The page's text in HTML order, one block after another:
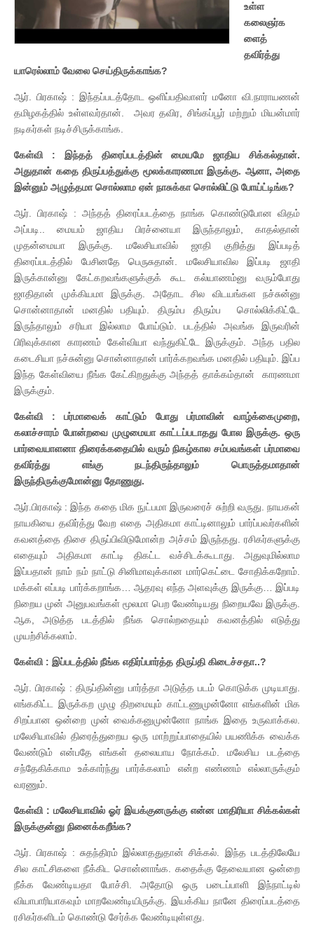
உள்ள
கலைஞர்க
ளைத்
தவிர்த்து
யாரெல்லாம் வேலை செய்திருக்காங்க?
ஆர். பிரகாஷ் : இந்தப்படத்தோட ஒளிப்பதிவாளர் மனோ வி.நாராயணன்
தமிழகத்தில் உள்ளவர்தான். அவர தவிர, சிங்கப்பூர் மற்றும் மியன்மார்
நடிகர்கள் நடிச்சிருக்காங்க.
கேள்வி : இந்தத் திரைப்படத்தின் மையமே ஜாதிய சிக்கல்தான்.
அதுதான் கதை திருப்பத்துக்கு மூலக்காரணமா இருக்கு. ஆனா, அதை
இன்னும் அழுத்தமா சொல்லாம ஏன் நாசுக்கா சொல்லிட்டு போய்ட்டிங்க?
ஆர். பிரகாஷ் : அந்தத் திரைப்படத்தை நாங்க கொண்டுபோன விதம்
அப்படி.. மையம் ஜாதிய பிரச்னையா இருந்தாலும், காதல்தான்
முதன்மையா இருக்கு. மலேசியாவில் ஜாதி குறித்து இப்படித்
திரைப்படத்தில் பேசினதே பெருசுதான். மலேசியாவில இப்படி ஜாதி
இருக்கான்னு கேட்கறவங்களுக்குக் கூட கல்யாணம்னு வரும்போது
ஜாதிதான் முக்கியமா இருக்கு. அதோட சில விடயங்கள நச்சுன்னு
சொன்னாதான் மனதில் பதியும். திரும்ப திரும்ப சொல்லிக்கிட்டே
இருந்தாலும் சரியா இல்லாம போய்டும். படத்தில் அவங்க இருவரின்
பிரிவுக்கான காரணம் கேள்வியா வந்துகிட்டே இருக்கும். அந்த பதில
கடைசியா நச்சுன்னு சொன்னாதான் பார்க்கறவங்க மனதில் பதியும். இப்ப
இந்த கேள்வியை நீங்க கேட்கிறதுக்கு அந்தத் தாக்கம்தான் காரணமா
இருக்கும்.
கேள்வி : பர்மாவைக் காட்டும் போது பர்மாவின் வாழ்க்கைமுறை,
கலாச்சாரம் போன்றவை முழுமையா காட்டப்படாதது போல இருக்கு. ஒரு
பார்வையாளனா திரைக்கதையில் வரும் நிகழ்கால சம்பவங்கள் பர்மாவை
தவிர்த்து எங்கு நடந்திருந்தாலும் பொருத்தமாதான்
இருந்திருக்குமோன்னு தோணுது.
ஆர்.பிரகாஷ் : இந்த கதை மிக நுட்பமா இருவரைச் சுற்றி வருது. நாயகன்
நாயகியை தவிர்த்து வேற எதை அதிகமா காட்டினாலும் பார்ப்பவர்களின்
கவனத்தை திசை திருப்பிவிடுமோன்ற அச்சம் இருந்தது. ரசிகர்களுக்கு
எதையும் அதிகமா காட்டி திகட்ட வச்சிடக்கூடாது. அதுவுமில்லாம
இப்பதான் நாம் நம் நாட்டு சினிமாவுக்கான மார்கெட்டை சோதிக்கறோம்.
மக்கள் எப்படி பார்க்கறாங்க… ஆதரவு எந்த அளவுக்கு இருக்கு… இப்படி
நிறைய முன் அனுபவங்கள் மூலமா பெற வேண்டியது நிறையவே இருக்கு.
ஆக, அடுத்த படத்தில் நீங்க சொல்றதையும் கவனத்தில் எடுத்து
முயற்சிக்கலாம்.
கேள்வி : இப்படத்தில் நீங்க எதிர்ப்பார்த்த திருப்தி கிடைச்சதா..?
ஆர். பிரகாஷ் : திருப்தின்னு பார்த்தா அடுத்த படம் கொடுக்க முடியாது.
எங்ககிட்ட இருக்கற முழு திறமையும் காட்டணுமுன்னோ எங்களின் மிக
சிறப்பான ஒன்றை முன் வைக்கனுமுன்னோ நாங்க இதை உருவாக்கல.
மலேசியாவில் திரைத்துறைய ஒரு மாற்றுப்பாதையில் பயணிக்க வைக்க
வேண்டும் என்பதே எங்கள் தலையாய நோக்கம். மலேசிய படத்தை
சந்தேகிக்காம உக்கார்ந்து பார்க்கலாம் என்ற எண்ணம் எல்லாருக்கும்
வரணும்.
கேள்வி : மலேசியாவில் ஓர் இயக்குனருக்கு என்ன மாதிரியா சிக்கல்கள்
இருக்குன்னு நினைக்கறீங்க?
ஆர். பிரகாஷ் : சுதந்திரம் இல்லாததுதான் சிக்கல். இந்த படத்திலேயே
சில காட்சிகளை நீக்கிட சொன்னாங்க. கதைக்கு தேவையான ஒன்றை
நீக்க வேண்டியதா போச்சி. அதோடு ஒரு படைப்பாளி இந்நாட்டில்
வியாபாரியாகவும் மாறவேண்டியிருக்கு. இயக்கிய நானே திரைப்படத்தை
ரசிகர்களிடம் கொண்டு சேர்க்க வேண்டியுள்ளது.